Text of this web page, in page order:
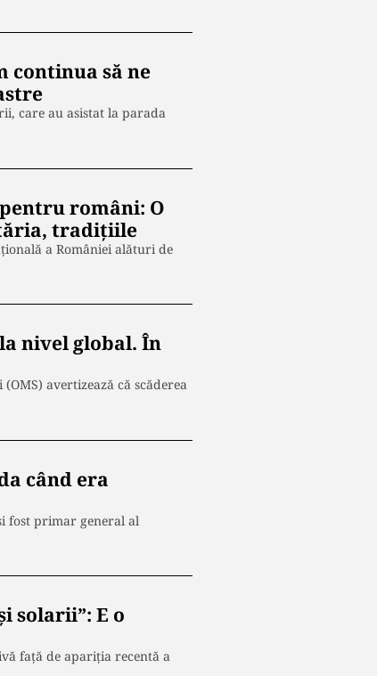
continua să ne
care au asistat la parada
români: O
tradițiile
a României alături de
nivel global. În
avertizează că scăderea
când era
fost primar general al
solarii”: E o
față de apariția recentă a